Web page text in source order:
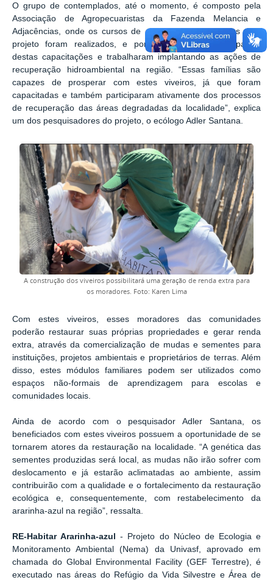
O grupo de contemplados, até o momento, é composto pela
Associação de Agropecuaristas da Fazenda Melancia e
Adjacências, onde os cursos de capacitação promovidos pelo
projeto foram realizados, e por
pessoas
que participaram
destas capacitações e trabalharam implantando as ações de
recuperação hidroambiental na região. “Essas famílias são
capazes de prosperar com estes viveiros, já que foram
capacitadas e também participaram ativamente dos processos
de recuperação das áreas degradadas da localidade”, explica
um dos pesquisadores do projeto, o ecólogo Adler Santana.
A construção dos viveiros possibilitará uma geração de renda extra para
os moradores. Foto: Karen Lima
Com estes viveiros, esses moradores das comunidades
poderão restaurar suas próprias propriedades e gerar renda
extra, através da comercialização de mudas e sementes para
instituições, projetos ambientais e proprietários de terras. Além
disso, estes módulos familiares podem ser utilizados como
espaços não-formais de aprendizagem para escolas e
comunidades locais.
Ainda de acordo com o pesquisador Adler Santana, os
beneficiados com estes viveiros possuem a oportunidade de se
tornarem atores da restauração na localidade. “A genética das
sementes produzidas será local, as mudas não irão sofrer com
deslocamento e já estarão aclimatadas ao ambiente, assim
contribuirão com a qualidade e o fortalecimento da restauração
ecológica e, consequentemente, com restabelecimento da
ararinha-azul na região”, ressalta.
RE-Habitar Ararinha-azul - Projeto do Núcleo de Ecologia e
Monitoramento Ambiental (Nema) da Univasf, aprovado em
chamada do Global Environmental Facility (GEF Terrestre), é
executado nas áreas do Refúgio da Vida Silvestre e Área de